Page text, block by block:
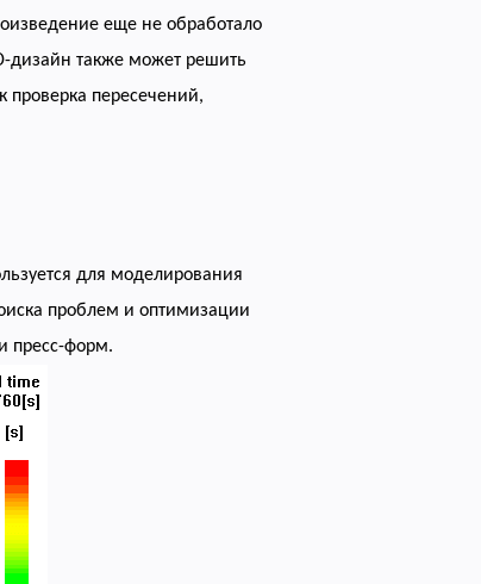
еще не обработало
дизайн также может решить
проверка пересечений,
для моделирования
проблем и оптимизации
пресс-форм.